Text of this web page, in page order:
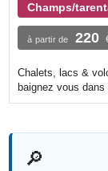
Champs/
à partir de 220
Chalets, lacs &
baignez vous
🔎